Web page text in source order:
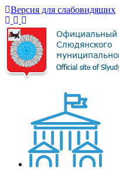
Версия для слабовидящих